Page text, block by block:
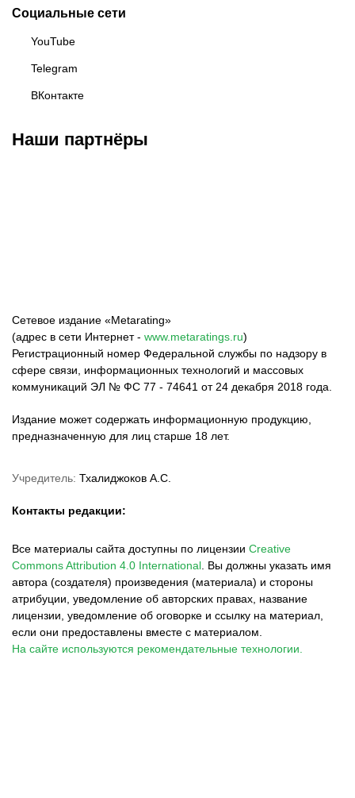
Социальные сети
YouTube
Telegram
ВКонтакте
Наши партнёры
Сетевое издание «Metarating»
(адрес в сети Интернет - www.metaratings.ru)
Регистрационный номер Федеральной службы по надзору в
сфере связи, информационных технологий и массовых
коммуникаций ЭЛ № ФС 77 - 74641 от 24 декабря 2018 года.
Издание может содержать информационную продукцию,
предназначенную для лиц старше 18 лет.
Учредитель: Тхалиджоков А.С.
Контакты редакции:
Все материалы сайта доступны по лицензии Creative
Commons Attribution 4.0 International Вы должны указать имя
автора (создателя) произведения (материала) и стороны
атрибуции, уведомление об авторских правах, название
лицензии, уведомление об оговорке и ссылку на материал,
если они предоставлены вместе с материалом.
На сайте используются рекомендательные технологии.